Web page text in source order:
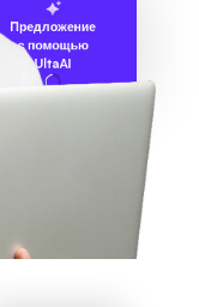
Предложение
с помощью
UltaAI